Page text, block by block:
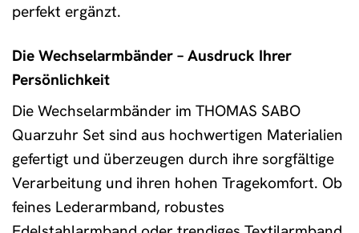
perfekt ergänzt.
Die Wechselarmbänder – Ausdruck Ihrer
Persönlichkeit
Die Wechselarmbänder im THOMAS SABO
Quarzuhr Set sind aus hochwertigen Materialien
gefertigt und überzeugen durch ihre sorgfältige
Verarbeitung und ihren hohen Tragekomfort. Ob
feines Lederarmband, robustes